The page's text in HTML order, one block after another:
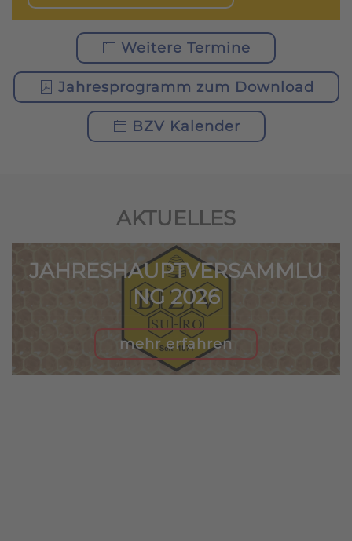
Weitere Termine
Jahresprogramm zum Download
BZV Kalender
AKTUELLES
JAHRESHAUPTVERSAMMLU
NG 2026
mehr erfahren